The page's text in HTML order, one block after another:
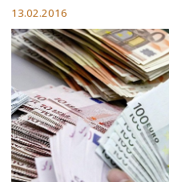
13.02.2016